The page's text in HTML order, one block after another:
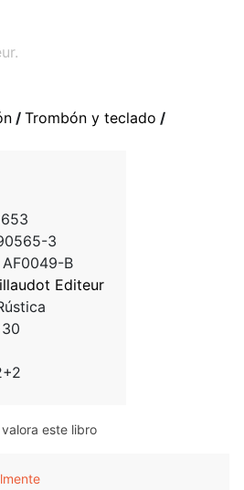
/ Trombón y teclado /
3
AF0049-B
Editeur
este libro